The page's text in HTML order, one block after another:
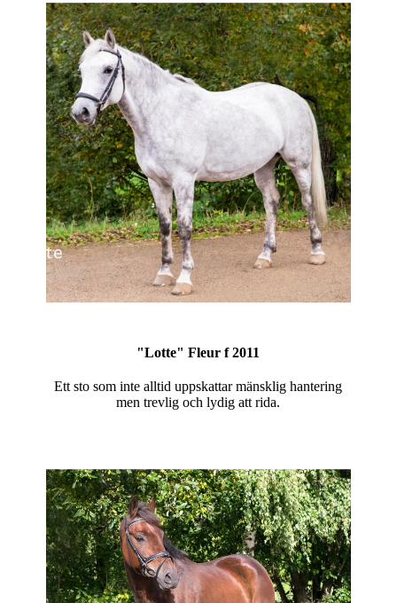
"Lotte" Fleur f 2011
Ett sto som inte alltid uppskattar mänsklig hantering
men trevlig och lydig att rida.